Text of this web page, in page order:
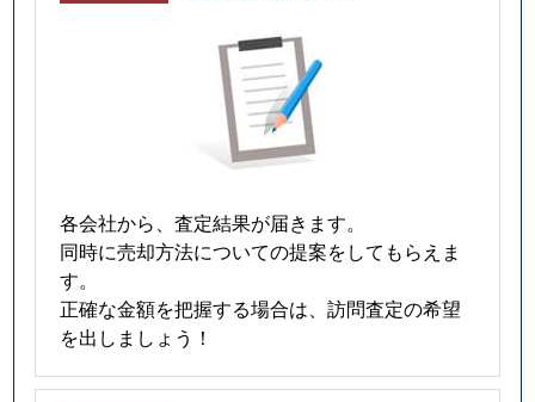
各会社から、査定結果が届きます。
同時に売却方法についての提案をしてもらえま
す。
正確な金額を把握する場合は、訪問査定の希望
を出しましょう！